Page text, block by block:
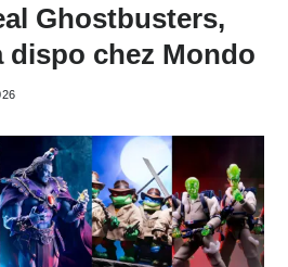
Ghostbusters,
dispo chez Mondo